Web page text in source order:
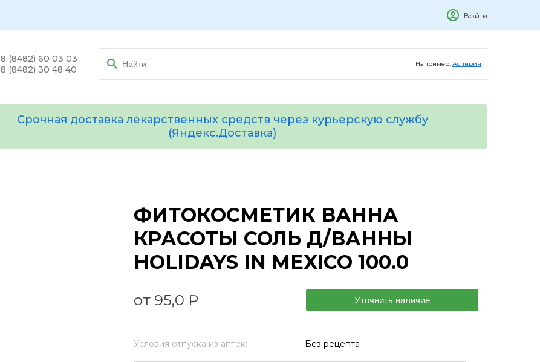
Войти
8 (8482) 60 03 03
8 (8482) 30 48 40
Например: Аспирин
Срочная доставка лекарственных средств через курьерскую службу
(Яндекс.Доставка)
ФИТОКОСМЕТИК ВАННА
КРАСОТЫ СОЛЬ Д/ВАННЫ
HOLIDAYS IN MEXICO 100.0
от 95,0 ₽ Уточнить наличие
Условия отпуска из аптек: Без рецепта